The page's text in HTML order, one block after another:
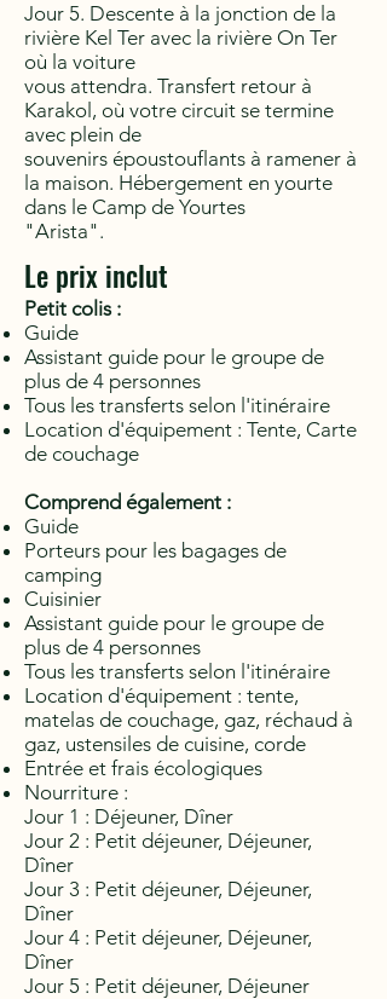
Jour 5. Descente à la jonction de la
rivière Kel Ter avec la rivière On Ter
où la voiture
vous attendra. Transfert retour à
Karakol, où votre circuit se termine
avec plein de
souvenirs époustouflants à ramener à
la maison. Hébergement en yourte
dans le Camp de Yourtes
"Arista".
Le prix inclut
Petit colis :
Guide
Assistant guide pour le groupe de
plus de 4 personnes
Tous les transferts selon l'itinéraire
Location d'équipement : Tente, Carte
de couchage
Comprend également :
Guide
Porteurs pour les bagages de
camping
Cuisinier
Assistant guide pour le groupe de
plus de 4 personnes
Tous les transferts selon l'itinéraire
Location d'équipement : tente,
matelas de couchage, gaz, réchaud à
gaz, ustensiles de cuisine, corde
Entrée et frais écologiques
Nourriture :
Jour 1 : Déjeuner, Dîner
Jour 2 : Petit déjeuner, Déjeuner,
Dîner
Jour 3 : Petit déjeuner, Déjeuner,
Dîner
Jour 4 : Petit déjeuner, Déjeuner,
Dîner
Jour 5 : Petit déjeuner, Déjeuner